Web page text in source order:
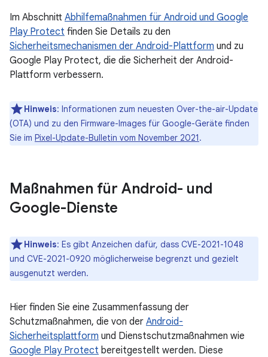
Im Abschnitt Abhilfemaßnahmen für Android und Google
Play Protect finden Sie Details zu den
Sicherheitsmechanismen der Android-Plattform und zu
Google Play Protect, die die Sicherheit der Android-
Plattform verbessern.
Hinweis: Informationen zum neuesten Over-the-air-Update
(OTA) und zu den Firmware-Images für Google-Geräte finden
Sie im Pixel-Update-Bulletin vom November 2021.
Maßnahmen für Android- und
Google-Dienste
Hinweis: Es gibt Anzeichen dafür, dass CVE-2021-1048
und CVE-2021-0920 möglicherweise begrenzt und gezielt
ausgenutzt werden.
Hier finden Sie eine Zusammenfassung der
Schutzmaßnahmen, die von der Android-
Sicherheitsplattform und Dienstschutzmaßnahmen wie
Google Play Protect bereitgestellt werden. Diese